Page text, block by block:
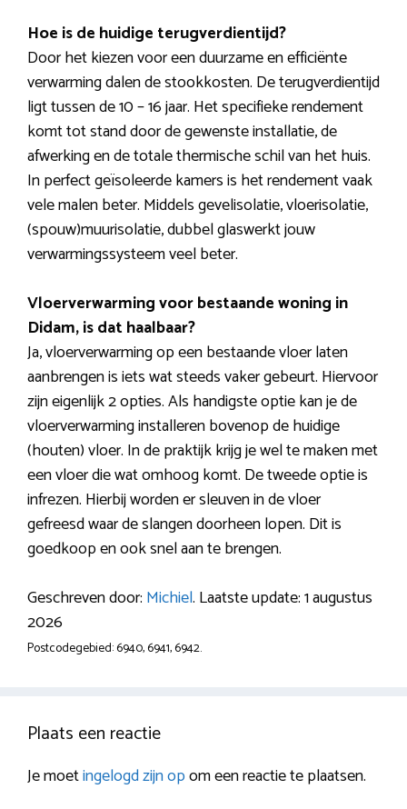
Hoe is de huidige terugverdientijd?
Door het kiezen voor een duurzame en efficiënte
verwarming dalen de stookkosten. De terugverdientijd
ligt tussen de 10 – 16 jaar. Het specifieke rendement
komt tot stand door de gewenste installatie, de
afwerking en de totale thermische schil van het huis.
In perfect geïsoleerde kamers is het rendement vaak
vele malen beter. Middels gevelisolatie, vloerisolatie,
(spouw)muurisolatie, dubbel glaswerkt jouw
verwarmingssysteem veel beter.
Vloerverwarming voor bestaande woning in
Didam, is dat haalbaar?
Ja, vloerverwarming op een bestaande vloer laten
aanbrengen is iets wat steeds vaker gebeurt. Hiervoor
zijn eigenlijk 2 opties. Als handigste optie kan je de
vloerverwarming installeren bovenop de huidige
(houten) vloer. In de praktijk krijg je wel te maken met
een vloer die wat omhoog komt. De tweede optie is
infrezen. Hierbij worden er sleuven in de vloer
gefreesd waar de slangen doorheen lopen. Dit is
goedkoop en ook snel aan te brengen.
Geschreven door: Michiel. Laatste update: 1 augustus
2026
Postcodegebied: 6940, 6941, 6942.
Plaats een reactie
Je moetingelogd zijn opom een reactie te plaatsen.